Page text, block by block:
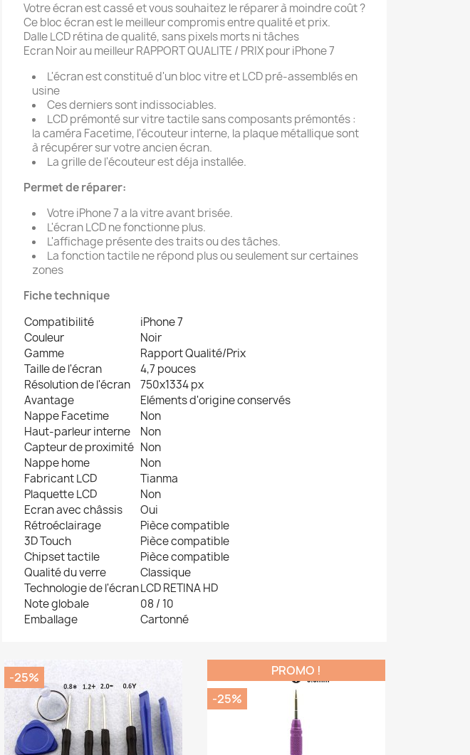
Votre écran est cassé et vous souhaitez le réparer à moindre coût ?
Ce bloc écran est le meilleur compromis entre qualité et prix.
Dalle LCD rétina de qualité, sans pixels morts ni tâches
Ecran Noir au meilleur RAPPORT QUALITE / PRIX pour iPhone 7
L'écran est constitué d'un bloc vitre et LCD pré-assemblés en
usine
Ces derniers sont indissociables.
LCD prémonté sur vitre tactile sans composants prémontés :
la caméra Facetime, l'écouteur interne, la plaque métallique sont
à récupérer sur votre ancien écran.
La grille de l'écouteur est déja installée.
Permet de réparer:
Votre iPhone 7 a la vitre avant brisée.
L'écran LCD ne fonctionne plus.
L'affichage présente des traits ou des tâches.
La fonction tactile ne répond plus ou seulement sur certaines
zones
Fiche technique
Compatibilité
iPhone 7
Couleur
Noir
Gamme
Rapport Qualité/Prix
Taille de l'écran
4,7 pouces
Résolution de l'écran
750x1334 px
Avantage
Eléments d'origine conservés
Nappe Facetime
Non
Haut-parleur interne
Non
Capteur de proximité Non
Nappe home
Non
Fabricant LCD
Tianma
Plaquette LCD
Non
Ecran avec châssis
Oui
Rétroéclairage
Pièce compatible
3D Touch
Pièce compatible
Chipset tactile
Pièce compatible
Qualité du verre
Classique
Technologie de l'écranLCD RETINA HD
Note globale
08 / 10
Emballage
Cartonné
-25%
PROMO !
-25%